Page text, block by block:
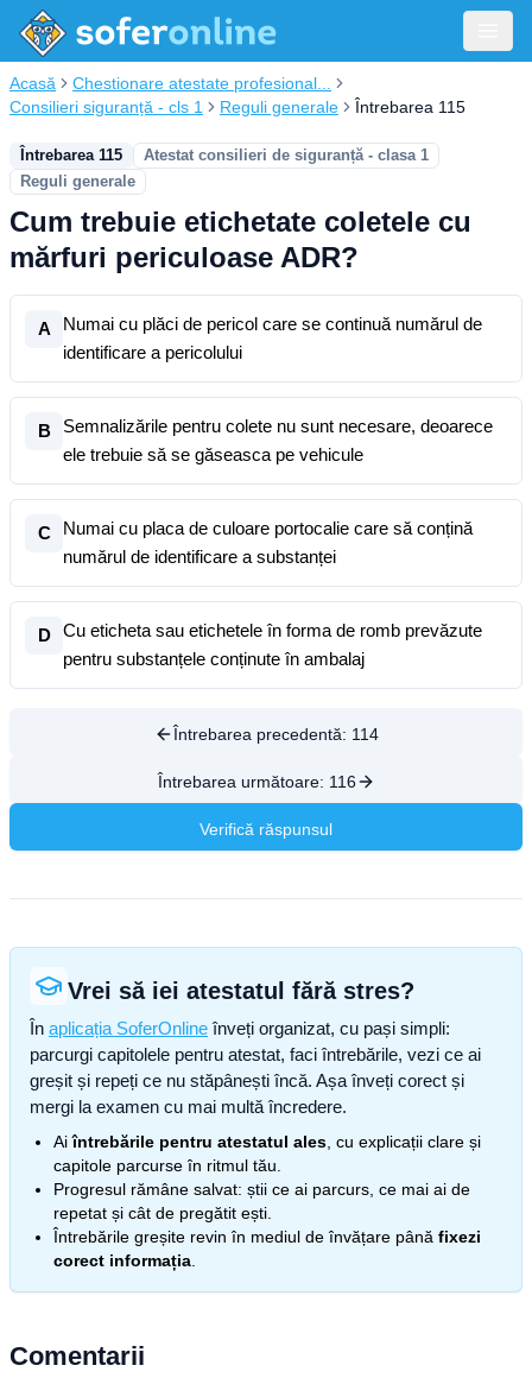
Acasă
Chestionare atestate profesional...
Consilieri siguranță - cls 1
Reguli generale Întrebarea 115
Întrebarea 115
Atestat consilieri de siguranță - clasa 1
Reguli generale
Cum trebuie etichetate coletele cu
mărfuri periculoase ADR?
A
Numai cu plăci de pericol care se continuă numărul de
identificare a pericolului
B
Semnalizările pentru colete nu sunt necesare, deoarece
ele trebuie să se găseasca pe vehicule
C
Numai cu placa de culoare portocalie care să conțină
numărul de identificare a substanței
D
Cu eticheta sau etichetele în forma de romb prevăzute
pentru substanțele conținute în ambalaj
Întrebarea precedentă: 114
Întrebarea următoare: 116
Verifică răspunsul
Vrei să iei atestatul fără stres?
În aplicația SoferOnline înveți organizat, cu pași simpli:
parcurgi capitolele pentru atestat, faci întrebările, vezi ce ai
greșit și repeți ce nu stăpânești încă. Așa înveți corect și
mergi la examen cu mai multă încredere.
Aiîntrebările pentru atestatul ales , cu explicații clare și
capitole parcurse în ritmul tău.
Progresul rămâne salvat: știi ce ai parcurs, ce mai ai de
repetat și cât de pregătit ești.
Întrebările greșite revin în mediul de învățare până fixezi
corect informația
Comentarii